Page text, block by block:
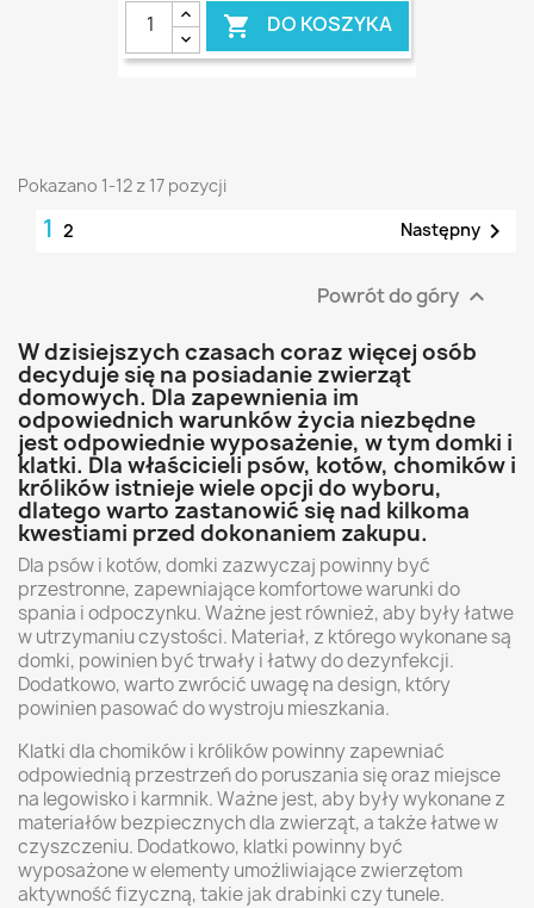
 DO KOSZYKA
Pokazano 1-12 z 17 pozycji
1 2 Następny 
Powrót do góry 
W dzisiejszych czasach coraz więcej osób
decyduje się na posiadanie zwierząt
domowych. Dla zapewnienia im
odpowiednich warunków życia niezbędne
jest odpowiednie wyposażenie, w tym domki i
klatki. Dla właścicieli psów, kotów, chomików i
królików istnieje wiele opcji do wyboru,
dlatego warto zastanowić się nad kilkoma
kwestiami przed dokonaniem zakupu.
Dla psów i kotów, domki zazwyczaj powinny być
przestronne, zapewniające komfortowe warunki do
spania i odpoczynku. Ważne jest również, aby były łatwe
w utrzymaniu czystości. Materiał, z którego wykonane są
domki, powinien być trwały i łatwy do dezynfekcji.
Dodatkowo, warto zwrócić uwagę na design, który
powinien pasować do wystroju mieszkania.
Klatki dla chomików i królików powinny zapewniać
odpowiednią przestrzeń do poruszania się oraz miejsce
na legowisko i karmnik. Ważne jest, aby były wykonane z
materiałów bezpiecznych dla zwierząt, a także łatwe w
czyszczeniu. Dodatkowo, klatki powinny być
wyposażone w elementy umożliwiające zwierzętom
aktywność fizyczną, takie jak drabinki czy tunele.